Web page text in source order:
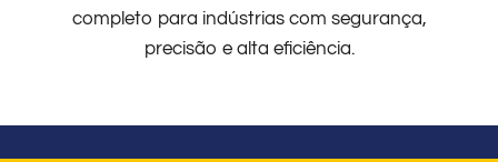
completo para indústrias com segurança,
precisão e alta eficiência.